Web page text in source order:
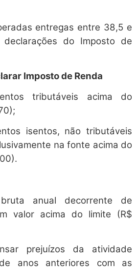
entregas entre 38,5 e
do Imposto de
Imposto de Renda
tributáveis acima do
isentos, não tributáveis
na fonte acima do
anual decorrente de
valor acima do limite (R$
prejuízos da atividade
anos anteriores com as